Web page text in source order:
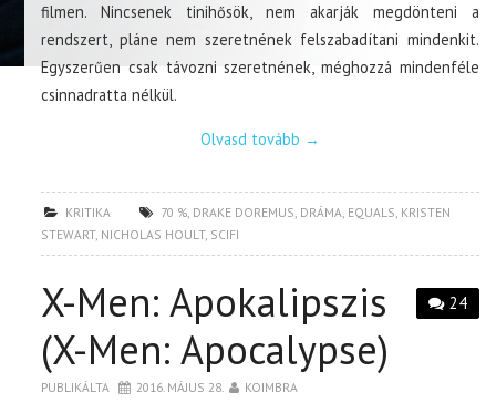
filmen. Nincsenek tinihősök, nem akarják megdönteni a
rendszert, pláne nem szeretnének felszabadítani mindenkit.
Egyszerűen csak távozni szeretnének, méghozzá mindenféle
csinnadratta nélkül.
Olvasd tovább →
KRITIKA 70 %, DRAKE DOREMUS, DRÁMA, EQUALS, KRISTEN
STEWART, NICHOLAS HOULT, SCIFI
24
X-Men: Apokalipszis
(X-Men: Apocalypse)
PUBLIKÁLTA 2016. MÁJUS 28. KOIMBRA